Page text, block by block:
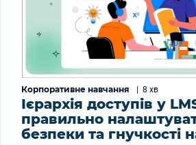
Корпоративне навчання 8 хв
Ієрархія доступів у
правильно
безпеки та гнучкості